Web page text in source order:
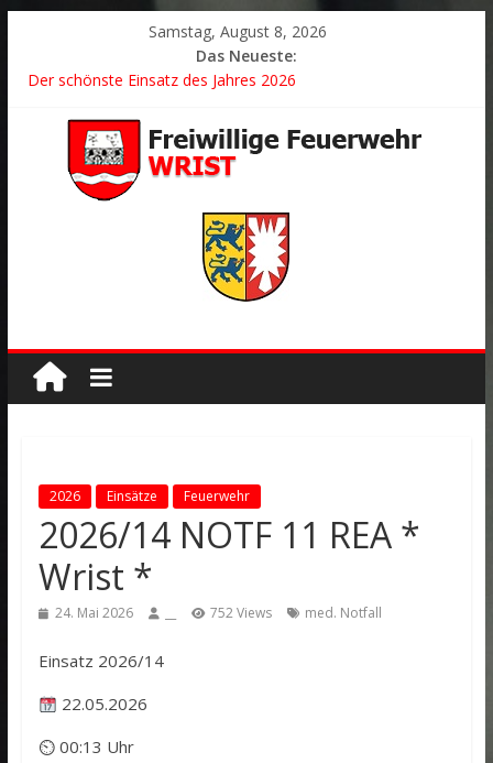
Samstag, August 8, 2026
Das Neueste:
Der schönste Einsatz des Jahres 2026
Föhrden-Barl *
2026/24 * TH G Y * PKW überschlagen *
2026/23 TH K Y * Person in festsitzendem Aufzug *
2026/22 TH Y * VU * 1 Person klemmt * Hingstheide
2026 Einsätze Feuerwehr
2026/14 NOTF 11 REA *
Wrist *
24. Mai 2026 752 Views med. Notfall
Einsatz 2026/14
22.05.2026
⏲ 00:13 Uhr